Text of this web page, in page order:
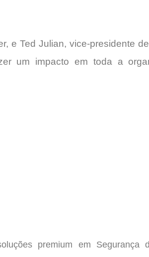
e Ted Julian, vice-presidente
um impacto em toda a
premium em Segurança